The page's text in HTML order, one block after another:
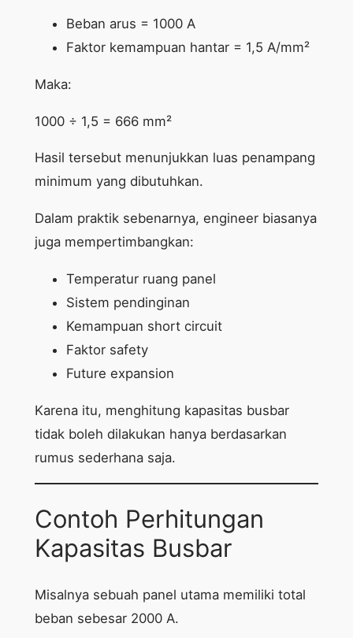
Beban arus = 1000 A
Faktor kemampuan hantar = 1,5 A/mm²
Maka:
1000 ÷ 1,5 = 666 mm²
Hasil tersebut menunjukkan luas penampang
minimum yang dibutuhkan.
Dalam praktik sebenarnya, engineer biasanya
juga mempertimbangkan:
Temperatur ruang panel
Sistem pendinginan
Kemampuan short circuit
Faktor safety
Future expansion
Karena itu, menghitung kapasitas busbar
tidak boleh dilakukan hanya berdasarkan
rumus sederhana saja.
Contoh Perhitungan
Kapasitas Busbar
Misalnya sebuah panel utama memiliki total
beban sebesar 2000 A.